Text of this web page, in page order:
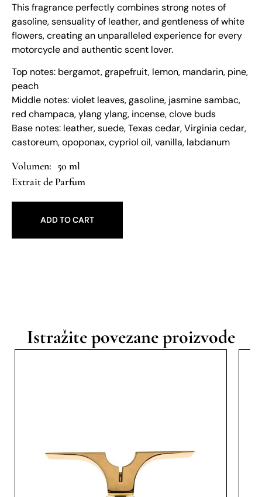
This fragrance perfectly combines strong notes of
gasoline, sensuality of leather, and gentleness of white
flowers, creating an unparalleled experience for every
motorcycle and authentic scent lover.
Top notes: bergamot, grapefruit, lemon, mandarin, pine,
peach
Middle notes: violet leaves, gasoline, jasmine sambac,
red champaca, ylang ylang, incense, clove buds
Base notes: leather, suede, Texas cedar, Virginia cedar,
castoreum, opoponax, cypriol oil, vanilla, labdanum
50 ml
Extrait de Parfum
ADD TO CART
Istražite povezane proizvode